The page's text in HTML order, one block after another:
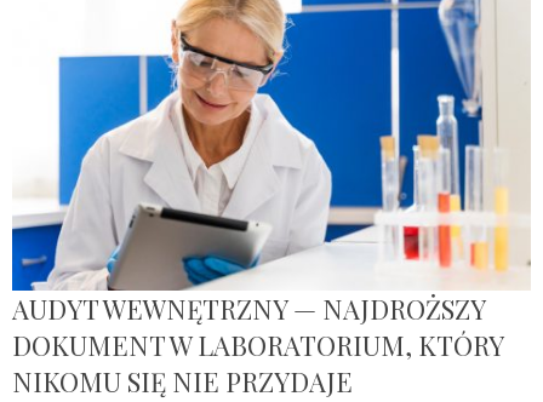
AUDYT WEWNĘTRZNY — NAJDROŻSZY
DOKUMENT W LABORATORIUM, KTÓRY
NIKOMU SIĘ NIE PRZYDAJE